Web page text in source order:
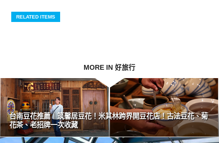
RELATED ITEMS
MORE IN 好旅行
台南豆花推薦｜筑馨居豆花！米其林跨界開豆花店！古法豆花、菊
花茶、老招牌一次收藏